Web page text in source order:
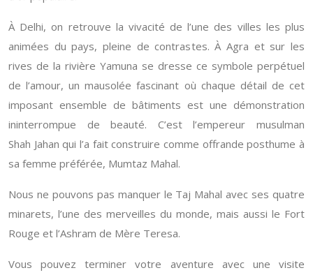
À Delhi, on retrouve la vivacité de l’une des villes les plus
animées du pays, pleine de contrastes. À Agra et sur les
rives de la rivière Yamuna se dresse ce symbole perpétuel
de l’amour, un mausolée fascinant où chaque détail de cet
imposant ensemble de bâtiments est une démonstration
ininterrompue de beauté. C’est l’empereur musulman
Shah Jahan qui l’a fait construire comme offrande posthume à
sa femme préférée, Mumtaz Mahal.
Nous ne pouvons pas manquer le Taj Mahal avec ses quatre
minarets, l’une des merveilles du monde, mais aussi le Fort
Rouge et l’Ashram de Mère Teresa.
Vous pouvez terminer votre aventure avec une visite